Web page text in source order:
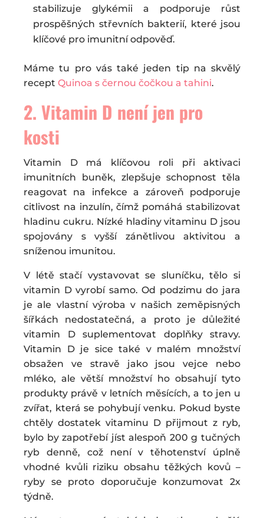
stabilizuje glykémii a podporuje růst
prospěšných střevních bakterií, které jsou
klíčové pro imunitní odpověď.
Máme tu pro vás také jeden tip na skvělý
recept Quinoa s černou čočkou a tahini.
2. Vitamin D není jen pro
kosti
Vitamin D má klíčovou roli při aktivaci
imunitních buněk, zlepšuje schopnost těla
reagovat na infekce a zároveň podporuje
citlivost na inzulín, čímž pomáhá stabilizovat
hladinu cukru. Nízké hladiny vitaminu D jsou
spojovány s vyšší zánětlivou aktivitou a
sníženou imunitou.
V létě stačí vystavovat se sluníčku, tělo si
vitamin D vyrobí samo. Od podzimu do jara
je ale vlastní výroba v našich zeměpisných
šířkách nedostatečná, a proto je důležité
vitamin D suplementovat doplňky stravy.
Vitamin D je sice také v malém množství
obsažen ve stravě jako jsou vejce nebo
mléko, ale větší množství ho obsahují tyto
produkty právě v letních měsících, a to jen u
zvířat, která se pohybují venku. Pokud byste
chtěly dostatek vitaminu D přijmout z ryb,
bylo by zapotřebí jíst alespoň 200 g tučných
ryb denně, což není v těhotenství úplně
vhodné kvůli riziku obsahu těžkých kovů –
ryby se proto doporučuje konzumovat 2x
týdně.